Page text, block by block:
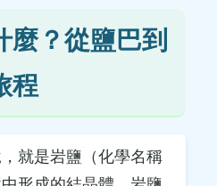
麼？從鹽巴到
程
就是岩鹽（化學名稱